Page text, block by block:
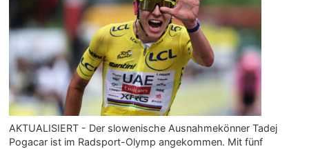
AKTUALISIERT - Der slowenische Ausnahmekönner Tadej
Pogacar ist im Radsport-Olymp angekommen. Mit fünf